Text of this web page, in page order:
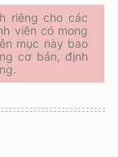
riêng cho các
viên có mong
mục này bao
cơ bản, định